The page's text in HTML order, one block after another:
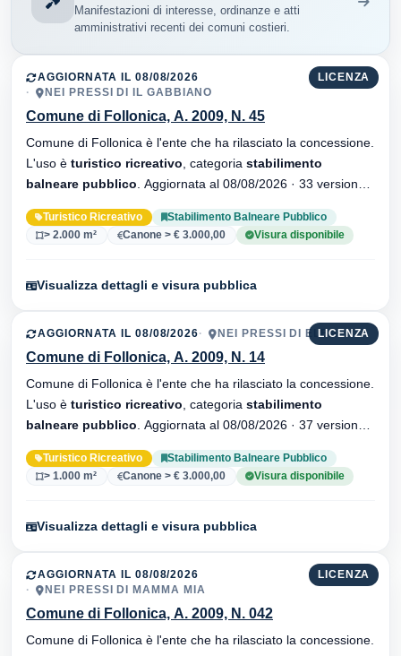
Manifestazioni di interesse, ordinanze e atti
amministrativi recenti dei comuni costieri.
LICENZA
AGGIORNATA IL 08/08/2026
NEI PRESSI DI IL GABBIANO
Comune di Follonica, A. 2009, N. 45
Comune di Follonica è l'ente che ha rilasciato la concessione.
L'uso è turistico ricreativo , categoria stabilimento
balneare pubblico
Turistico Ricreativo
Stabilimento Balneare Pubblico
> 2.000 m²
Canone > € 3.000,00 Visura disponibile
Visualizza dettagli e visura pubblica
LICENZA
AGGIORNATA IL 08/08/2026 NEI PRESSI DI ELBA
Comune di Follonica, A. 2009, N. 14
Comune di Follonica è l'ente che ha rilasciato la concessione.
L'uso è turistico ricreativo , categoria stabilimento
balneare pubblico
Turistico Ricreativo
Stabilimento Balneare Pubblico
> 1.000 m²
Canone > € 3.000,00 Visura disponibile
Visualizza dettagli e visura pubblica
LICENZA
AGGIORNATA IL 08/08/2026
NEI PRESSI DI MAMMA MIA
Comune di Follonica, A. 2009, N. 042
Comune di Follonica è l'ente che ha rilasciato la concessione.